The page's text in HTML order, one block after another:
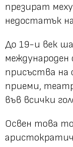
презират
недостатък
До 19-и век
международен
присъства на
приеми,
във всички
Освен това